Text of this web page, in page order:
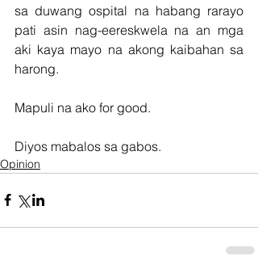
sa duwang ospital na habang rarayo
pati asin nag-eereskwela na an mga
aki kaya mayo na akong kaibahan sa
harong.
Mapuli na ako for good.
Diyos mabalos sa gabos.
Opinion